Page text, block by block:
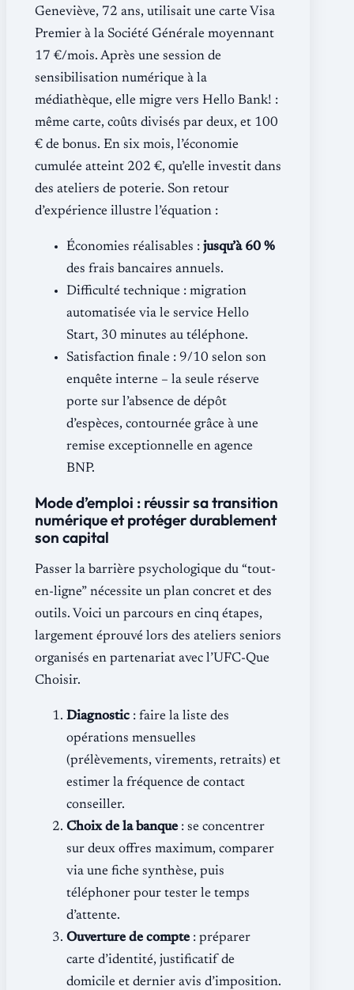
Geneviève, 72 ans, utilisait une carte Visa
Premier à la Société Générale moyennant
17 €/mois. Après une session de
sensibilisation numérique à la
médiathèque, elle migre vers Hello Bank! :
même carte, coûts divisés par deux, et 100
€ de bonus. En six mois, l’économie
cumulée atteint 202 €, qu’elle investit dans
des ateliers de poterie. Son retour
d’expérience illustre l’équation :
Économies réalisables : jusqu’à 60 %
des frais bancaires annuels.
Difficulté technique : migration
automatisée via le service Hello
Start, 30 minutes au téléphone.
Satisfaction finale : 9/10 selon son
enquête interne – la seule réserve
porte sur l’absence de dépôt
d’espèces, contournée grâce à une
remise exceptionnelle en agence
BNP.
Mode d’emploi : réussir sa transition
numérique et protéger durablement
son capital
Passer la barrière psychologique du “tout-
en-ligne” nécessite un plan concret et des
outils. Voici un parcours en cinq étapes,
largement éprouvé lors des ateliers seniors
organisés en partenariat avec l’UFC-Que
Choisir.
Diagnostic : faire la liste des
opérations mensuelles
(prélèvements, virements, retraits) et
estimer la fréquence de contact
conseiller.
Choix de la banque : se concentrer
sur deux offres maximum, comparer
via une fiche synthèse, puis
téléphoner pour tester le temps
d’attente.
Ouverture de compte : préparer
carte d’identité, justificatif de
domicile et dernier avis d’imposition.